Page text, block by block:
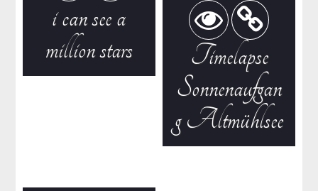
i can see a
million stars
Timelapse
Sonnenaufgan
g Altmühlsee